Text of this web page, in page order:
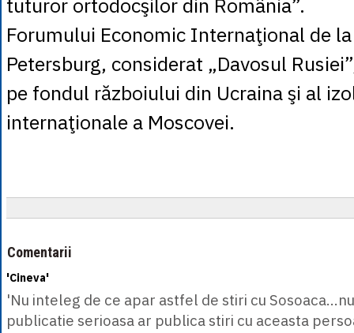
Forumului Economic Internaţional de
Petersburg, considerat „Davosul
pe fondul războiului din Ucraina şi al
internaţionale a Moscovei.
Comentarii
'Cineva'
'Nu inteleg de ce apar astfel de stiri cu
publicatie serioasa ar publica stiri cu aceasta